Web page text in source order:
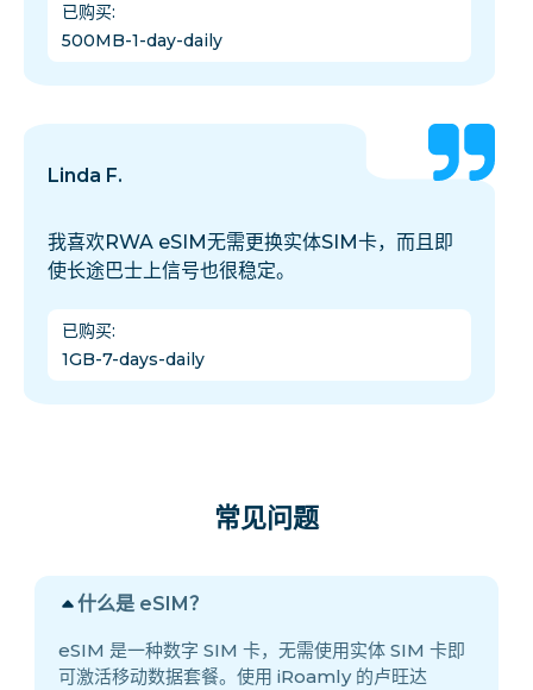
已购买:
500MB-1-day-daily
Linda F.
我喜欢RWA eSIM无需更换实体SIM卡，而且即
使长途巴士上信号也很稳定。
已购买:
1GB-7-days-daily
常见问题
什么是 eSIM？
eSIM 是一种数字 SIM 卡，无需使用实体 SIM 卡即
可激活移动数据套餐。使用 iRoamly 的卢旺达